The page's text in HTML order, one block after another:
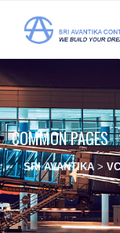
COMMON PAGES
SRI AVANTIKA>